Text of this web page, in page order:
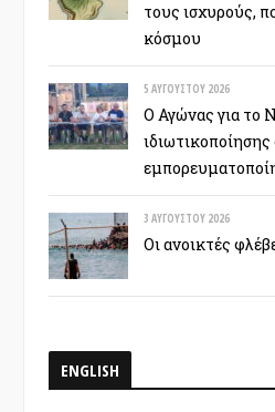
τους ισχυρούς,
κόσμου
5 ΑΥΓΟΎΣΤΟΥ 2026
Ο Αγώνας για το
3 ΑΥΓΟΎΣΤΟΥ 2026
Οι ανοικτές
ENGLISH